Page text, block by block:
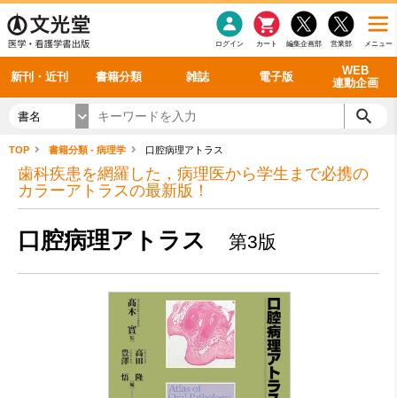
メニュー
営業部
編集企画部
カート
ログイン
新刊・近刊 書籍分類 雑誌 電子版
WEB
連動企画
感染症 老年医学
看護・介護
呼吸器
循環器
シリーズ一覧
雑誌投稿規定
理学療法
雑誌案内・年間購読 最新号 バックナンバー
電子書籍
電子雑誌
書籍「データに基づく臨床動作分析」WEB動画
書籍「眼手術学」WEB動画
書籍「神経症候学 II 改訂第二版」 WEB動画
新刊一覧
今後の発行予定
書名
TOP 書籍分類 - 病理学 口腔病理アトラス
歯科疾患を網羅した，病理医から学生まで必携の
カラーアトラスの最新版！
口腔病理アトラス 第3版